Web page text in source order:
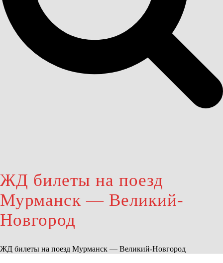
ЖД билеты на поезд
Мурманск — Великий-
Новгород
ЖД билеты на поезд Мурманск — Великий-Новгород